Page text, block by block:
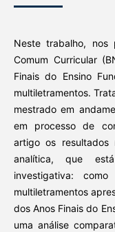
Neste trabalho, nos
Comum Curricular
Finais do Ensino
multiletramentos.
mestrado em
em processo de
artigo os resultados
analítica, que
investigativa:
multiletramentos
dos Anos Finais do
uma análise